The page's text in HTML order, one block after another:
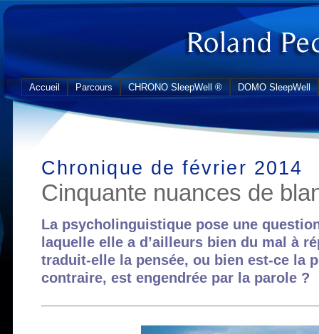
Accueil Parcours CHRONO SleepWell ® DOMO SleepWell
Chronique de février 2014
Cinquante nuances de
La psycholinguistique pose une
laquelle elle a d’ailleurs bien du mal à
traduit-elle la pensée, ou bien est-ce la
contraire, est engendrée par la parole ?